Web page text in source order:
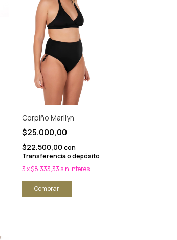
Corpiño Marilyn
$25.000,00
$22.500,00 con
Transferencia o depósito
3x$8.333,33 sin interés
Comprar